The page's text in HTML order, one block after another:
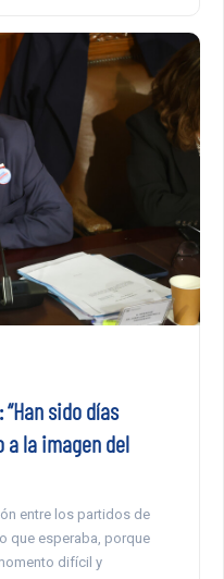
sido días
a la imagen del
entre los partidos de
que esperaba, porque
difícil y